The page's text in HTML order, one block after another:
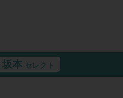
坂本 セレクト